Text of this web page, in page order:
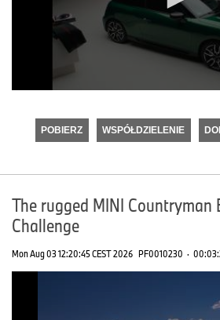
seconds
POBIERZ WSPÓŁDZIELENIE
The rugged MINI
Challenge
Mon Aug 03 12:20:45 CEST 2026 PF0010230 ·